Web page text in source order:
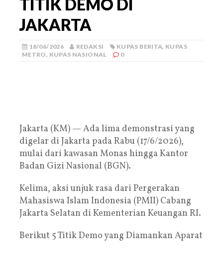
TITIK DEMO DI
JAKARTA
18/06/2026 REDAKSI KUPAS BERITA, KUPAS
METRO, KUPAS NASIONAL 0
Jakarta (KM) — Ada lima demonstrasi yang
digelar di Jakarta pada Rabu (17/6/2026),
mulai dari kawasan Monas hingga Kantor
Badan Gizi Nasional (BGN).
Kelima, aksi unjuk rasa dari Pergerakan
Mahasiswa Islam Indonesia (PMII) Cabang
Jakarta Selatan di Kementerian Keuangan RI.
Berikut 5 Titik Demo yang Diamankan Aparat